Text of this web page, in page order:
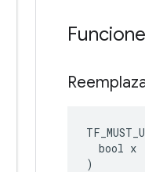
  bool x
)